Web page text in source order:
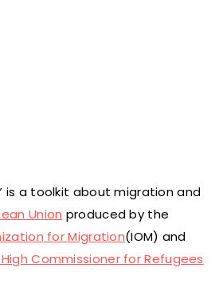
is a toolkit about migration and
Union produced by the
for Migration(IOM) and
Commissioner for Refugees